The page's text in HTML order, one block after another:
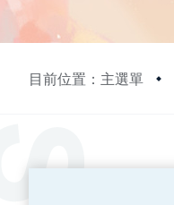
目前位置：主選單
:::